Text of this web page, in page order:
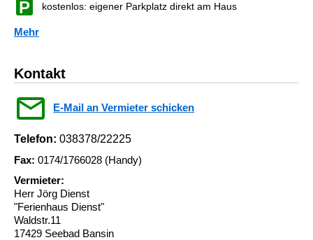
kostenlos: eigener Parkplatz direkt am Haus
Mehr
Kontakt
E-Mail an Vermieter schicken
Telefon: 038378/22225
Fax: 0174/1766028 (Handy)
Vermieter:
Herr Jörg Dienst
"Ferienhaus Dienst"
Waldstr.11
17429 Seebad Bansin